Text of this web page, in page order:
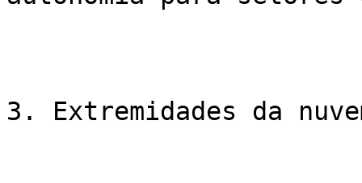
3. Extremidades da